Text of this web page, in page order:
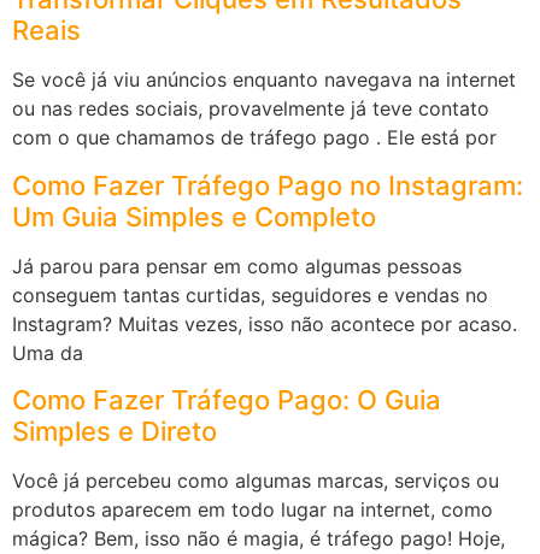
Reais
Se você já viu anúncios enquanto navegava na internet
ou nas redes sociais, provavelmente já teve contato
com o que chamamos de tráfego pago . Ele está por
Como Fazer Tráfego Pago no Instagram:
Um Guia Simples e Completo
Já parou para pensar em como algumas pessoas
conseguem tantas curtidas, seguidores e vendas no
Instagram? Muitas vezes, isso não acontece por acaso.
Uma da
Como Fazer Tráfego Pago: O Guia
Simples e Direto
Você já percebeu como algumas marcas, serviços ou
produtos aparecem em todo lugar na internet, como
mágica? Bem, isso não é magia, é tráfego pago! Hoje,